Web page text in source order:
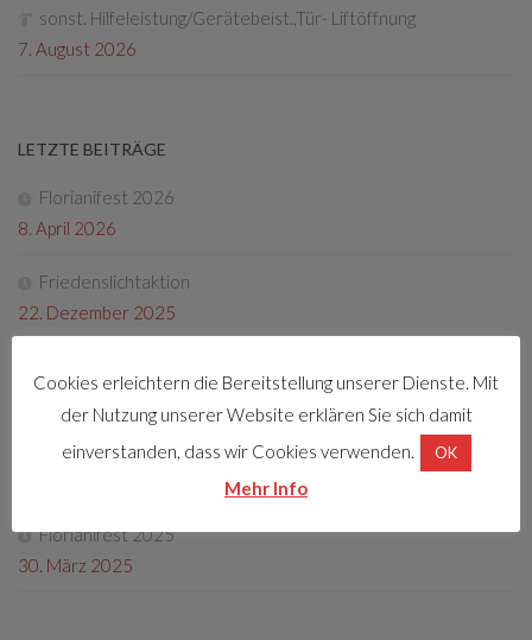
sonst. Hilfeleistung/Gerätebeist.,Tür- Liftöffnung
7. August 2026
LETZTE BEITRÄGE
Florianifest 2026
8. April 2026
Friedenslichtaktion
22. Dezember 2025
4. Oktober 2025
Fotos Florianifest 2025
Florianifest 2025
30. März 2025
Cookies erleichtern die Bereitstellung unserer Dienste. Mit
der Nutzung unserer Website erklären Sie sich damit
einverstanden, dass wir Cookies verwenden.
OK
Mehr Info